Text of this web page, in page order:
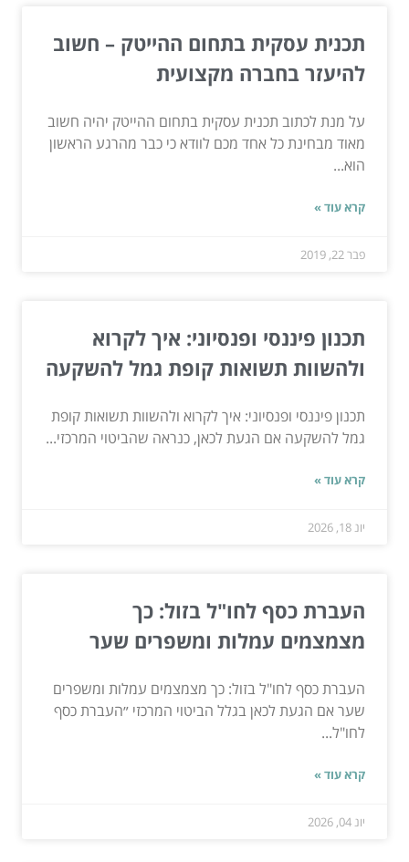
תכנית עסקית בתחום ההייטק – חשוב
להיעזר בחברה מקצועית
על מנת לכתוב תכנית עסקית בתחום ההייטק יהיה חשוב
מאוד מבחינת כל אחד מכם לוודא כי כבר מהרגע הראשון
הוא...
קרא עוד »
פבר 22, 2019
תכנון פיננסי ופנסיוני: איך לקרוא
ולהשוות תשואות קופת גמל להשקעה
תכנון פיננסי ופנסיוני: איך לקרוא ולהשוות תשואות קופת
גמל להשקעה אם הגעת לכאן, כנראה שהביטוי המרכזי...
קרא עוד »
יונ 18, 2026
העברת כסף לחו"ל בזול: כך
מצמצמים עמלות ומשפרים שער
העברת כסף לחו"ל בזול: כך מצמצמים עמלות ומשפרים
שער אם הגעת לכאן בגלל הביטוי המרכזי ״העברת כסף
לחו"ל...
קרא עוד »
יונ 04, 2026